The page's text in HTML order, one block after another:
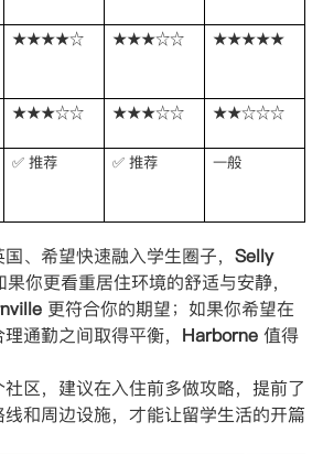
★★★★☆ ★★★☆☆ ★★★★★
★★★☆☆ ★★★☆☆ ★★☆☆☆
✅ 推荐 ✅ 推荐 一般
、希望快速融入学生圈子， Selly
你更看重居住环境的舒适与安静，
更符合你的期望；如果你希望在
通勤之间取得平衡， Harborne 值得
区，建议在入住前多做攻略，提前了
和周边设施，才能让留学生活的开篇